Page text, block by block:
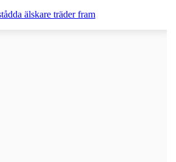
älskare träder fram